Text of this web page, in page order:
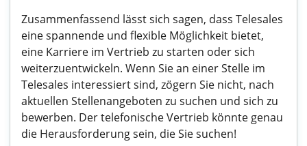
Zusammenfassend lässt sich sagen, dass Telesales
eine spannende und flexible Möglichkeit bietet,
eine Karriere im Vertrieb zu starten oder sich
weiterzuentwickeln. Wenn Sie an einer Stelle im
Telesales interessiert sind, zögern Sie nicht, nach
aktuellen Stellenangeboten zu suchen und sich zu
bewerben. Der telefonische Vertrieb könnte genau
die Herausforderung sein, die Sie suchen!